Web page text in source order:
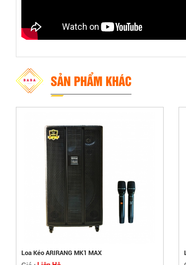
SẢN PHẨM KHÁC
Loa Kéo ARIRANG MK1 MAX